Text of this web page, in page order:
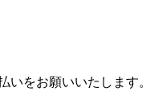
をお願いいたします。